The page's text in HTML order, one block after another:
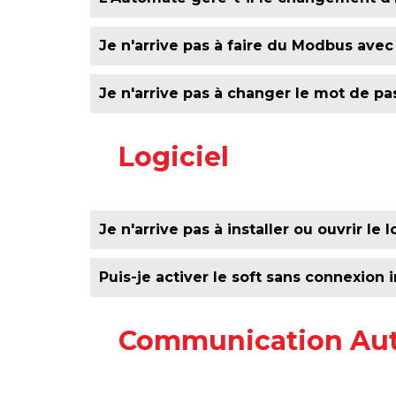
En direct : Frimware Manager :
Attention : Ne pas couper
L'Automate ne gère pas le changement
Je n'arrive pas à faire du Modbus
Selon votre configuration, il existe
Je n'arrive pas à changer le mot de
Logiciel
Je n'arrive pas à installer ou ouvrir le
Il faut faire un clic droit sur l'icone
Puis-je activer le soft sans connexion
support@pl-systems.fr
Communication